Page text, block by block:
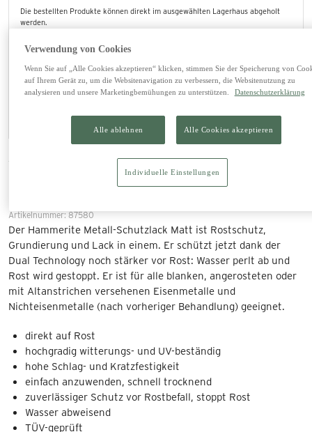
Die bestellten Produkte können direkt im ausgewählten Lagerhaus abgeholt
werden.
lagernd
Lagerhaus Saalfelden (ändern)
Versand via LKW 109,80 €
Artikelnummer: 87580
Der Hammerite Metall-Schutzlack Matt ist Rostschutz,
Grundierung und Lack in einem. Er schützt jetzt dank der
Dual Technology noch stärker vor Rost: Wasser perlt ab und
Rost wird gestoppt. Er ist für alle blanken, angerosteten oder
mit Altanstrichen versehenen Eisenmetalle und
Nichteisenmetalle (nach vorheriger Behandlung) geeignet.
direkt auf Rost
hochgradig witterungs- und UV-beständig
hohe Schlag- und Kratzfestigkeit
einfach anzuwenden, schnell trocknend
zuverlässiger Schutz vor Rostbefall, stoppt Rost
Wasser abweisend
TÜV-geprüft
Verwendung von Cookies
Wenn Sie auf „Alle Cookies akzeptieren“ klicken, stimmen Sie der Speicherung von
auf Ihrem Gerät zu, um die Websitenavigation zu verbessern, die Websitenutzung zu
analysieren und unsere Marketingbemühungen zu unterstützen.
Datenschutzerklärung
Alle ablehnen Alle Cookies akzeptieren
Individuelle Einstellungen